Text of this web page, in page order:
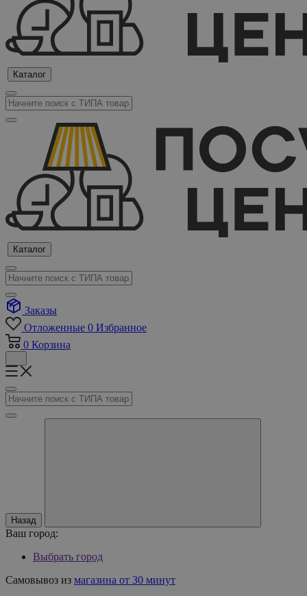
Каталог
Каталог
Заказы
Отложенные 0 Избранное
0 Корзина
Назад
Ваш город:
Выбрать город
Самовывоз из магазина от 30 минут